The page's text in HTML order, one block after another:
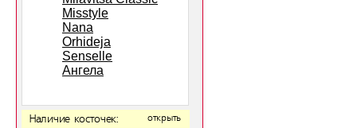
Misstyle
Nana
Orhideja
Senselle
Ангела
Наличие косточек: открыть